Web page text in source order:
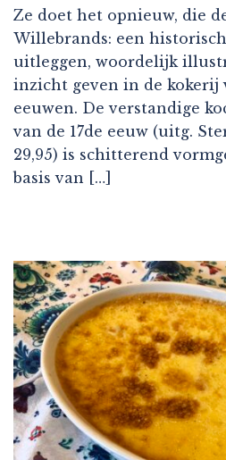
Ze doet het opnieuw, die
Willebrands: een
uitleggen, woordelijk
inzicht geven in de kokerij
eeuwen. De verstandige
van de 17de eeuw (uitg.
29,95) is schitterend
basis van […]